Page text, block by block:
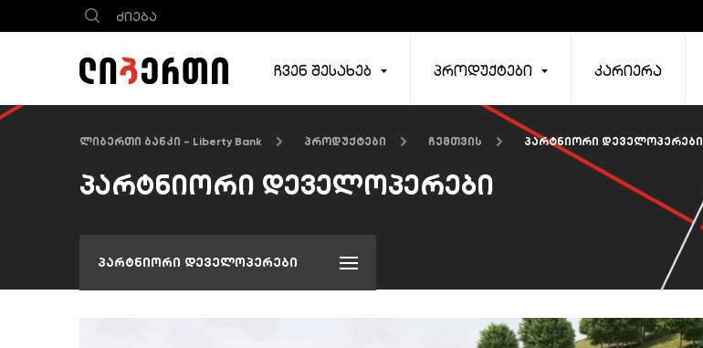
ჩვენ შესახებ პროდუქტები კარიერა
ლიბერთი ბანკი - Liberty Bank პროდუქტები ჩემთვის პარტნიორი დეველოპერები
პარტნიორი დეველოპერები
პარტნიორი დეველოპერები